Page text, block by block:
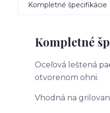
Kompletné špecifikácie
Kompletné
Oceľová leštená
otvorenom ohni.
Vhodná na